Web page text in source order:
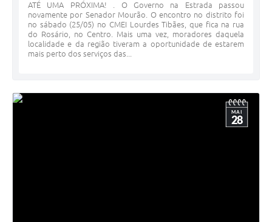
ATÉ UMA PRÓXIMA! . O Governo na Estrada passou
novamente por Senador Mourão. O encontro no distrito foi
no sábado (25/05) no CMEI Lourdes Tibães, que fica na rua
do Rosário, no Centro. Mais uma vez, moradores daquela
localidade e da região tiveram a oportunidade de estarem
mais perto dos serviços das...
MAI
28